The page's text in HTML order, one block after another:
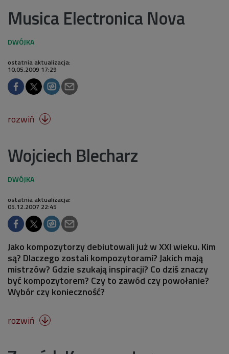
Musica Electronica Nova
ostatnia aktualizacja:
10.05.2009 17:29
rozwiń 
Wojciech Blecharz
ostatnia aktualizacja:
05.12.2007 22:45
Jako kompozytorzy debiutowali już w XXI wieku. Kim
są? Dlaczego zostali kompozytorami? Jakich mają
mistrzów? Gdzie szukają inspiracji? Co dziś znaczy
być kompozytorem? Czy to zawód czy powołanie?
Wybór czy konieczność?
rozwiń 